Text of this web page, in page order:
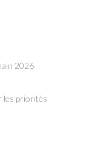
2026
les priorités